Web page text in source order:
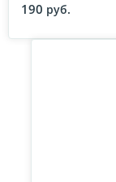
190 руб.